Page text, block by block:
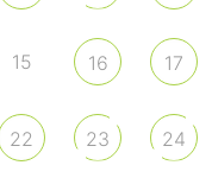
15 16 17
22 23 24